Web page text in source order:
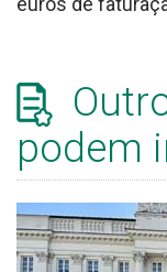
podem